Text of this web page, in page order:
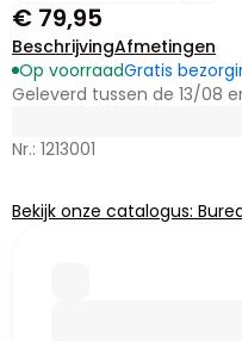
€ 79,95
BeschrijvingAfmetingen
Op voorraadGratis
Geleverd tussen de 13/08
Nr.: 1213001
Bekijk onze catalogus: